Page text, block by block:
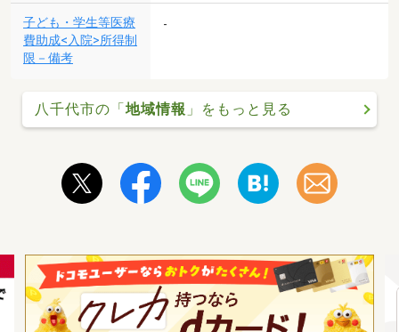
子ども・学生等医療
費助成<入院>所得制
限－備考
-
八千代市の「地域情報 」をもっと見る